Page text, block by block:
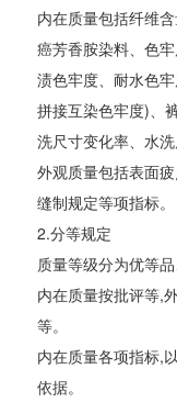
内在质量包括纤维
癌芳香胺染料、色
渍色牢度、耐水色
拼接互染色牢度)、
洗尺寸变化率、水
外观质量包括表面
缝制规定等项指标。
2.分等规定
质量等级分为优等
内在质量按批评等,
等。
内在质量各项指标,
依据。